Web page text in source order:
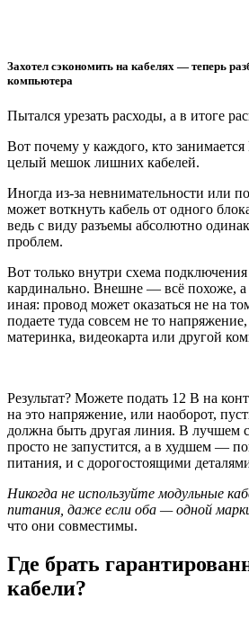
Захотел сэкономить на кабелях — теперь
компьютера
Пытался урезать расходы, а в итоге
Вот почему у каждого, кто
целый мешок лишних кабелей.
Иногда из-за невнимательности или
может воткнуть кабель от одного
ведь с виду разъемы абсолютно
проблем.
Вот только внутри схема
кардинально. Внешне — всё похоже, а
иная: провод может оказаться не на
подаете туда совсем не то
материнка, видеокарта или другой
Результат? Можете подать 12 В на
на это напряжение, или наоборот,
должна быть другая линия. В лучшем
просто не запустится, а в худшем —
питания, и с дорогостоящими
Никогда не используйте модульные
питания, даже если оба — одной
что они совместимы.
Где брать
кабели?